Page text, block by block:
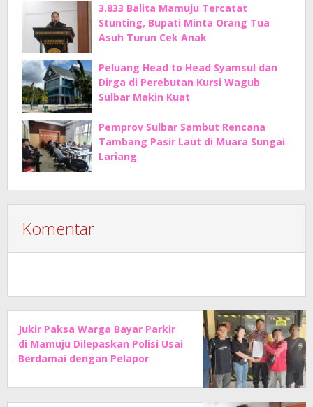
3.833 Balita Mamuju Tercatat
Stunting, Bupati Minta Orang Tua
Asuh Turun Cek Anak
Peluang Head to Head Syamsul dan
Dirga di Perebutan Kursi Wagub
Sulbar Makin Kuat
Pemprov Sulbar Sambut Rencana
Tambang Pasir Laut di Muara Sungai
Lariang
Komentar
Jukir Paksa Warga Bayar Parkir
di Mamuju Dilepaskan Polisi Usai
Berdamai dengan Pelapor